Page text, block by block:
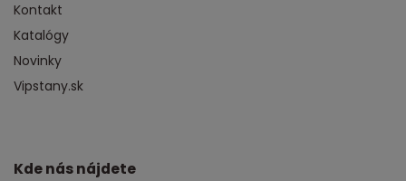
Kontakt
Katalógy
Novinky
Vipstany.sk
Kde nás nájdete